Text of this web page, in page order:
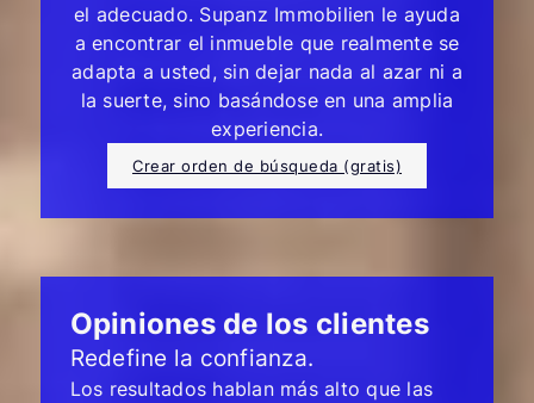
el adecuado. Supanz Immobilien le ayuda
a encontrar el inmueble que realmente se
adapta a usted, sin dejar nada al azar ni a
la suerte, sino basándose en una amplia
experiencia.
Crear orden de búsqueda (gratis)
Opiniones de los clientes
Redefine la confianza.
Los resultados hablan más alto que las